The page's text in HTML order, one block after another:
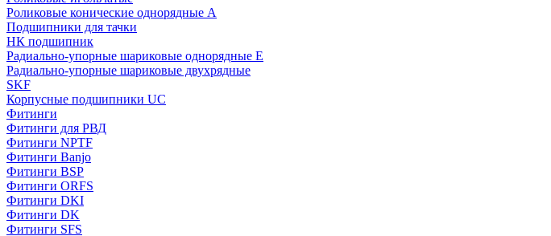
Роликовые конические однорядные А
Подшипники для тачки
НК подшипник
Радиально-упорные шариковые однорядные Е
Радиально-упорные шариковые двухрядные
SKF
Корпусные подшипники UC
Фитинги
Фитинги для РВД
Фитинги NPTF
Фитинги Banjo
Фитинги BSP
Фитинги ORFS
Фитинги DKI
Фитинги DK
Фитинги SFS